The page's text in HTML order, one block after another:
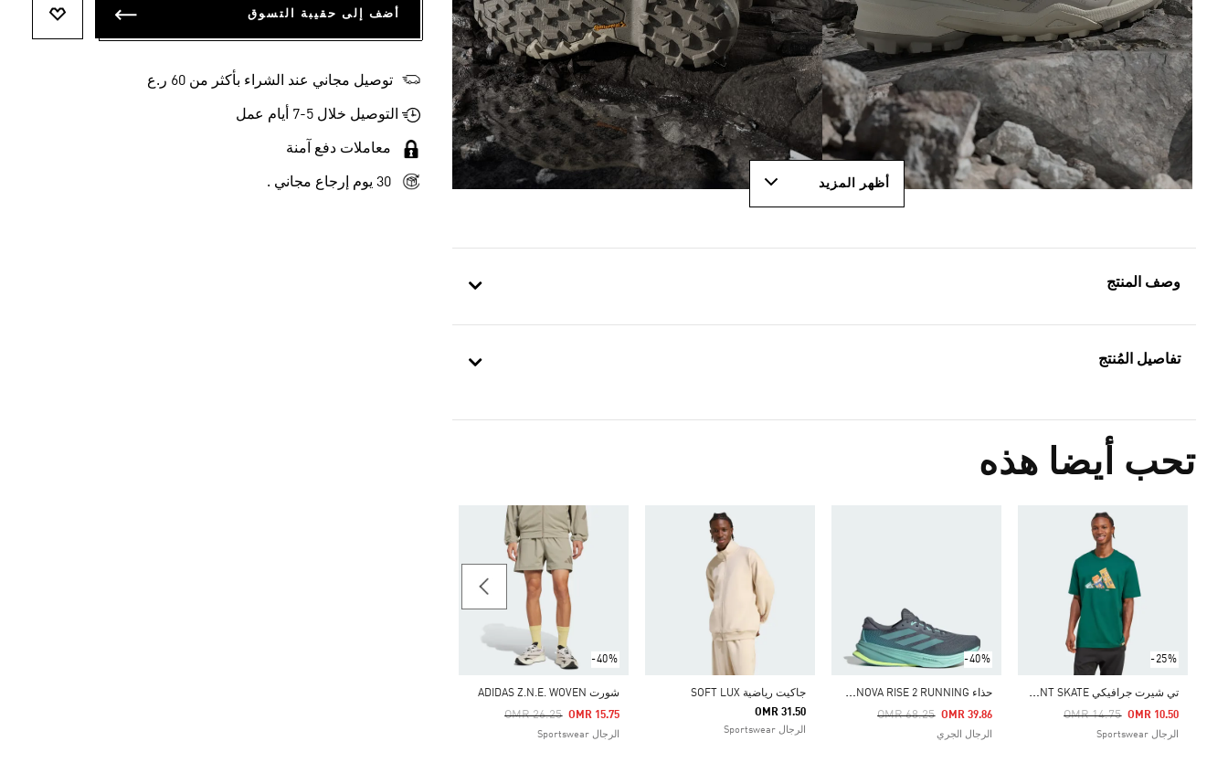
أظهر المزيد
وصف المنتج
تفاصيل المُنتج
تحب أيضا هذه
-25%
ت
ي شيرت جرافيكي DOODLE HUNT SKATE
Price Reduced From
OMR 14.75
To OMR 10.50
الرجال Sportswear
-40%
ح
ذاء SUPERNOVA RISE 2 RUNNING
Price Reduced From
OMR 68.25
To OMR 39.86
الرجال الجري
جاكيت رياضية SOFT LUX
OMR 31.50
الرجال Sportswear
-40%
شورت ADIDAS Z.N.E. WOVEN
Price Reduced From
OMR 26.25
To OMR 15.75
الرجال Sportswear
Price Reduced From
أضف إلى حقيبة التسوق
توصيل مجاني عند الشراء بأكثر من 60 ر.ع
التوصيل خلال 5-7 أيام عمل
معاملات دفع آمنة
30 يوم إرجاع مجاني .